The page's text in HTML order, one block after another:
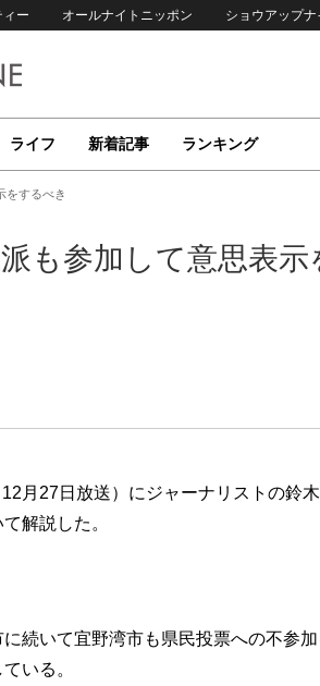
ー オールナイトニッポン ショウアップナ
ライフ 新着記事 ランキング
をするべき
も参加して意思表示
月27日放送）にジャーナリストの鈴
解説した。
続いて宜野湾市も県民投票への不参
いる。